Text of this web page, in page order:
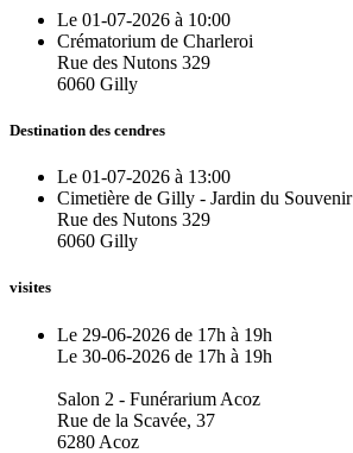
Le 01-07-2026 à 10:00
Crématorium de Charleroi
Rue des Nutons 329
6060 Gilly
Destination des cendres
Le 01-07-2026 à 13:00
Cimetière de Gilly - Jardin du Souvenir
Rue des Nutons 329
6060 Gilly
visites
Le 29-06-2026 de 17h à 19h
Le 30-06-2026 de 17h à 19h
Salon 2 - Funérarium Acoz
Rue de la Scavée, 37
6280 Acoz